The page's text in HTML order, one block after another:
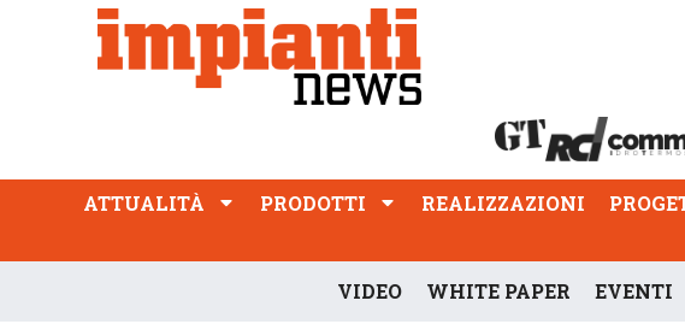
ATTUALITÀ PRODOTTI REALIZZAZIONI
PROFESSIONE
ATTUALITÀ PRODOTTI REALIZZAZIONI
VIDEO WHITE PAPER EVENTI